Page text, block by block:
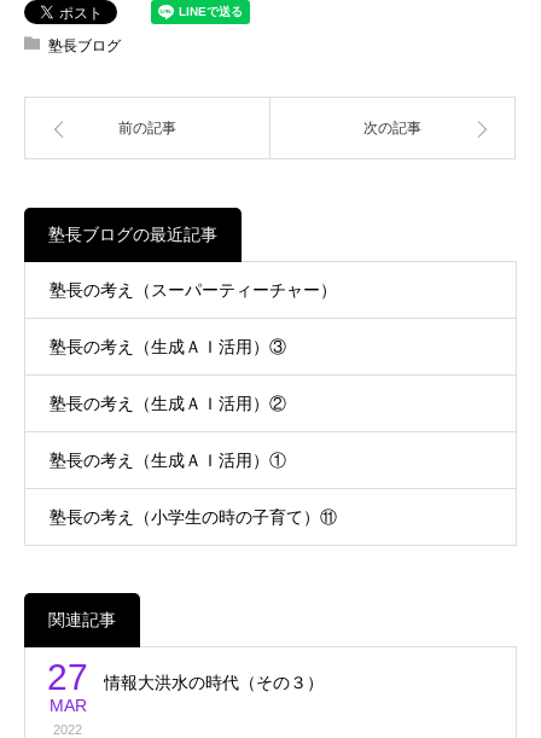
塾長ブログ
前の記事 次の記事
塾長ブログの最近記事
塾長の考え（スーパーティーチャー）
塾長の考え（生成ＡＩ活用）③
塾長の考え（生成ＡＩ活用）②
塾長の考え（生成ＡＩ活用）①
塾長の考え（小学生の時の子育て）⑪
関連記事
27
MAR
2022
情報大洪水の時代（その３）